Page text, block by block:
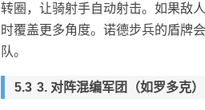
转圈，让骑射手自动射击。如果敌
时覆盖更多角度。诺德步兵的盾牌
队。
3. 对阵混编军团（如罗多克）